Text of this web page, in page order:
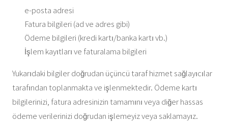
e-posta adresi
Fatura bilgileri (ad ve adres gibi)
Ödeme bilgileri (kredi kartı/banka kartı vb.)
İşlem kayıtları ve faturalama bilgileri
Yukarıdaki bilgiler doğrudan üçüncü taraf hizmet sağlayıcılar
tarafından toplanmakta ve işlenmektedir. Ödeme kartı
bilgilerinizi, fatura adresinizin tamamını veya diğer hassas
ödeme verilerinizi doğrudan işlemeyiz veya saklamayız.